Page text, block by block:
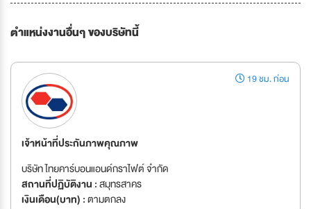
ตำแหน่งงานอื่นๆ ของบริษัทนี้
19 ชม. ก่อน
เจ้าหน้าที่ประกันภาพคุณภาพ
บริษัท ไทยคาร์บอนแอนด์กราไฟต์ จำกัด
สถานที่ปฏิบัติงาน :สมุทรสาคร
เงินเดือน(บาท) :ตามตกลง